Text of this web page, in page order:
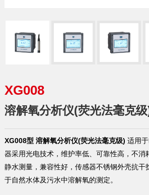
XG008
溶解氧分析仪(荧光法毫克
XG008型 溶解氧分析仪(荧光法毫克级) 适用
器采用光电技术，维护率低、可靠性高，不消
静水测量，兼容性好，传感器不锈钢外壳抗干
于自然水体及污水中溶解氧的测定。